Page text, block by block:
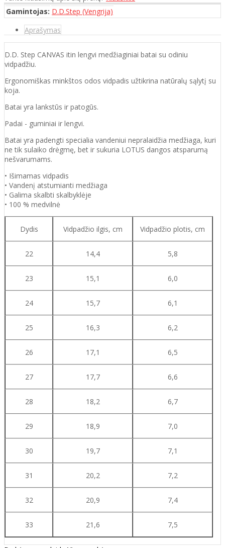
Gamintojas: D.D.Step (Vengrija)
Aprašymas
D.D. Step CANVAS itin lengvi medžiaginiai batai su odiniu
vidpadžiu.
Ergonomiškas minkštos odos vidpadis užtikrina natūralų sąlytį su
koja.
Batai yra lankstūs ir patogūs.
Padai - guminiai ir lengvi.
Batai yra padengti specialia vandeniui nepralaidžia medžiaga, kuri
ne tik sulaiko drėgmę, bet ir sukuria LOTUS dangos atsparumą
nešvarumams.
• Išimamas vidpadis
• Vandenį atstumianti medžiaga
• Galima skalbti skalbyklėje
• 100 % medvilnė
Dydis Vidpadžio ilgis, cm Vidpadžio plotis, cm
22 14,4 5,8
23 15,1 6,0
24 15,7 6,1
25 16,3 6,2
26 17,1 6,5
27 17,7 6,6
28 18,2 6,7
29 18,9 7,0
30 19,7 7,1
31 20,2 7,2
32 20,9 7,4
33 21,6 7,5